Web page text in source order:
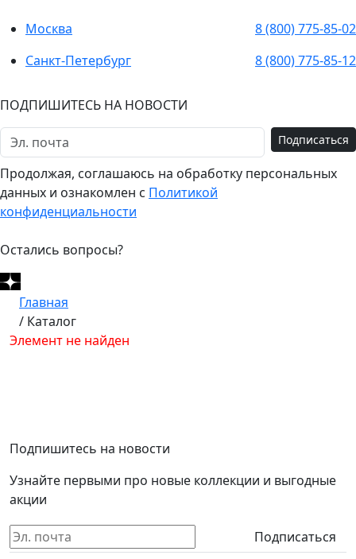
Москва
8 (800) 775-85-02
Санкт-Петербург
8 (800) 775-85-12
ПОДПИШИТЕСЬ НА НОВОСТИ
Подписаться
Продолжая, соглашаюсь на обработку персональных
данных и ознакомлен с Политикой
конфиденциальности
Остались вопросы?
Главная
/ Каталог
Элемент не найден
Подпишитесь на новости
Узнайте первыми про новые коллекции и выгодные
акции
Подписаться